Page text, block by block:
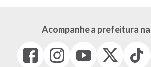
Acompanhe a prefeitura
Facebook
(link
Instagram
(link
(link
(Antigo
Tiktok
(link